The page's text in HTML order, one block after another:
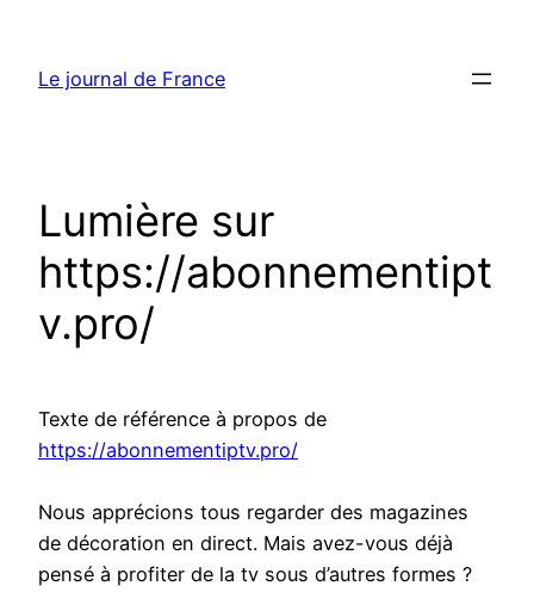
contenu
Le journal de France
Lumière sur
https://abonnementipt
v.pro/
Texte de référence à propos de
https://abonnementiptv.pro/
Nous apprécions tous regarder des magazines
de décoration en direct. Mais avez-vous déjà
pensé à profiter de la tv sous d’autres formes ?